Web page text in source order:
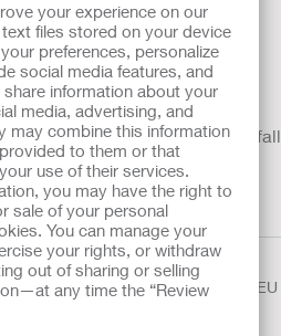
your experience on our
files stored on your device
preferences, personalize
social media features, and
information about your
media, advertising, and
may combine this information
to them or that
use of their services.
you may have the right to
sale of your personal
You can manage your
your rights, or withdraw
out of sharing or selling
any time the “Review
säljs i EU är i förekommande fall
symboler
Användning av cookies
EU